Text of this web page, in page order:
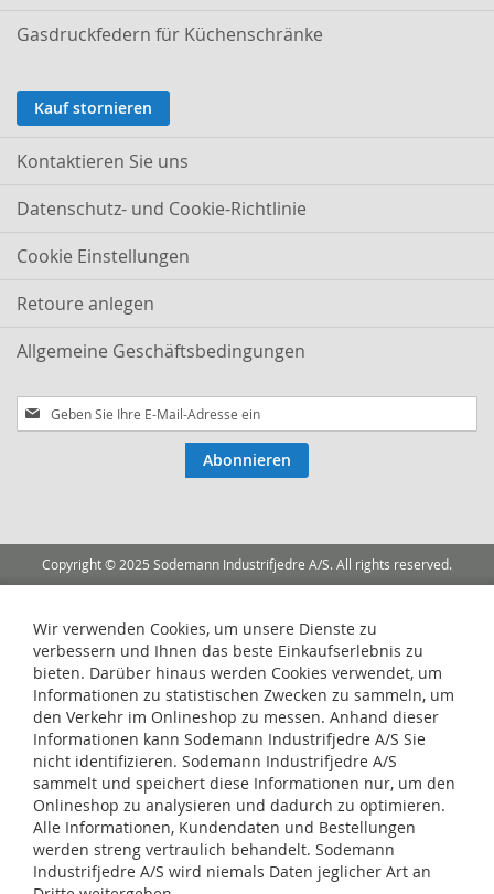
Gasdruckfedern für Küchenschränke
Kauf stornieren
Kontaktieren Sie uns
Datenschutz- und Cookie-Richtlinie
Cookie Einstellungen
Retoure anlegen
Allgemeine Geschäftsbedingungen
Melden
Sie
Abonnieren
Copyright © 2025 Sodemann Industrifjedre A/S. All rights reserved.
Wir verwenden Cookies, um unsere Dienste zu
verbessern und Ihnen das beste Einkaufserlebnis zu
bieten. Darüber hinaus werden Cookies verwendet, um
Informationen zu statistischen Zwecken zu sammeln, um
den Verkehr im Onlineshop zu messen. Anhand dieser
Informationen kann Sodemann Industrifjedre A/S Sie
nicht identifizieren. Sodemann Industrifjedre A/S
sammelt und speichert diese Informationen nur, um den
Onlineshop zu analysieren und dadurch zu optimieren.
Alle Informationen, Kundendaten und Bestellungen
werden streng vertraulich behandelt. Sodemann
Industrifjedre A/S wird niemals Daten jeglicher Art an